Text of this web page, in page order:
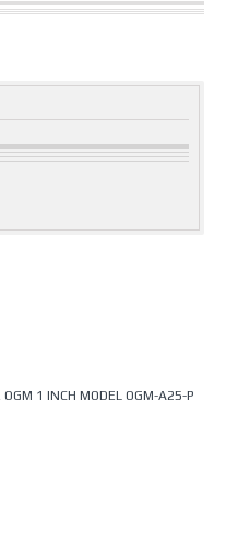
1 INCH MODEL OGM-A25-P